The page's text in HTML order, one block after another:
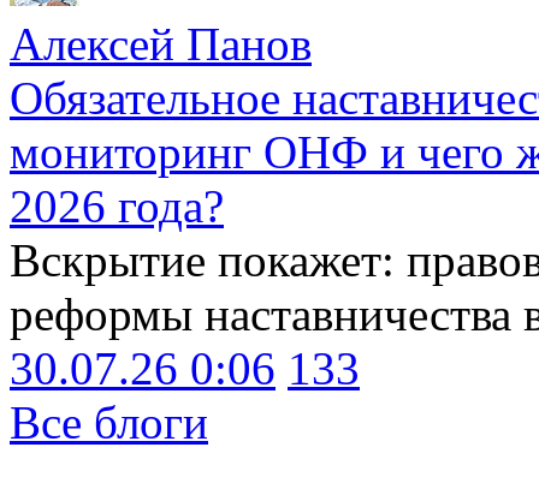
Алексей Панов
Обязательное
мониторинг ОНФ и чего
2026 года?
Вскрытие покажет:
реформы наставничества
30.07.26 0:06 133
Все блоги